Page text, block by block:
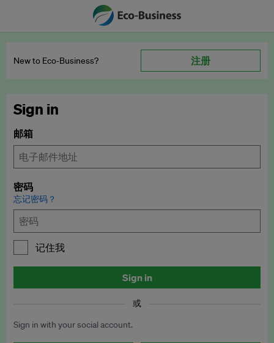
New to Eco‑Business? 注册
Sign in
邮箱
密码
忘记密码？
记住我
Sign in
或
Sign in with your social account.